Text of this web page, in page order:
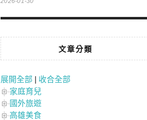
文章分類
展開全部
收合全部
家庭育兒
國外旅遊
高雄美食